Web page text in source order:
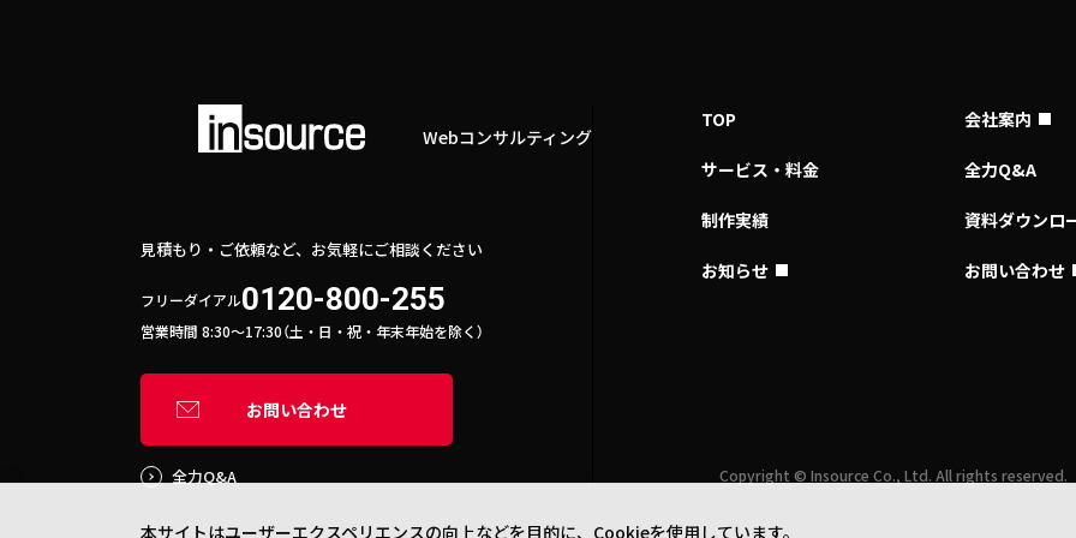
本サイトはユーザーエクスペリエンスの向上などを目的に、Cookieを使用しています。
Webコンサルティング
見積もり・ご依頼など、お気軽にご相談ください
フリーダイアル0120-800-255
営業時間 8:30〜17:30（土・日・祝・年末年始を除く）
お問い合わせ
全力Q&A
TOP
サービス・料金
制作実績
お知らせ
会社案内
全力Q&A
資料ダウンロ
お問い合わせ
Copyright © Insource Co., Ltd. All rights reserved.